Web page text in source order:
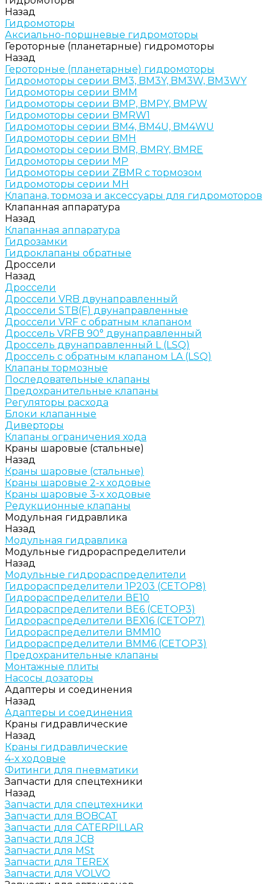
Назад
Гидромоторы
Аксиально-поршневые гидромоторы
Героторные (планетарные) гидромоторы
Назад
Героторные (планетарные) гидромоторы
Гидромоторы серии BM3, BM3Y, BM3W, BM3WY
Гидромоторы серии BMM
Гидромоторы серии BMP, BMPY, BMPW
Гидромоторы серии BMRW1
Гидромоторы серии BМ4, BM4U, BМ4WU
Гидромоторы серии BМH
Гидромоторы серии BМR, BMRY, BМRE
Гидромоторы серии MP
Гидромоторы серии ZBMR с тормозом
Гидромоторы серии МH
Клапана, тормоза и аксессуары для гидромоторов
Клапанная аппаратура
Назад
Клапанная аппаратура
Гидрозамки
Гидроклапаны обратные
Дроссели
Назад
Дроссели
Дроссели VRB двунаправленный
Дроссели STB(F) двунаправленные
Дроссели VRF с обратным клапаном
Дроссель VRFB 90° двунаправленный
Дроссель двунаправленный L (LSQ)
Дроссель с обратным клапаном LA (LSQ)
Клапаны тормозные
Последовательные клапаны
Предохранительные клапаны
Регуляторы расхода
Блоки клапанные
Диверторы
Клапаны ограничения хода
Краны шаровые (стальные)
Назад
Краны шаровые (стальные)
Краны шаровые 2-х ходовые
Краны шаровые 3-х ходовые
Редукционные клапаны
Модульная гидравлика
Назад
Модульная гидравлика
Модульные гидрораспределители
Назад
Модульные гидрораспределители
Гидрораспределители 1Р203 (CETOP8)
Гидрораспределители ВЕ10
Гидрораспределители ВЕ6 (CETOP3)
Гидрораспределители ВЕХ16 (CETOP7)
Гидрораспределители ВММ10
Гидрораспределители ВММ6 (CETOP3)
Предохранительные клапаны
Монтажные плиты
Насосы дозаторы
Адаптеры и соединения
Назад
Адаптеры и соединения
Краны гидравлические
Назад
Краны гидравлические
4-х ходовые
Фитинги для пневматики
Запчасти для спецтехники
Назад
Запчасти для спецтехники
Запчасти для BOBCAT
Запчасти для CATERPILLAR
Запчасти для JCB
Запчасти для MSt
Запчасти для TEREX
Запчасти для VOLVO